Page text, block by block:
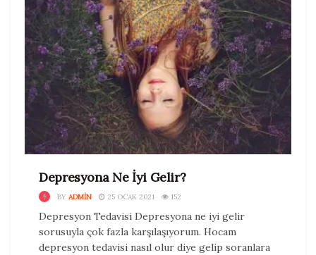
Depresyona Ne İyi Gelir?
BY ADMIN 25 OCAK 2021 152
Depresyon Tedavisi Depresyona ne iyi gelir
sorusuyla çok fazla karşılaşıyorum. Hocam
depresyon tedavisi nasıl olur diye gelip soranlara